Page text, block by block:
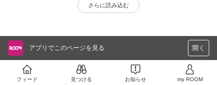
さらに読み込む
アプリでこのページを見る 開く
フィード 見つける お知らせ my ROOM